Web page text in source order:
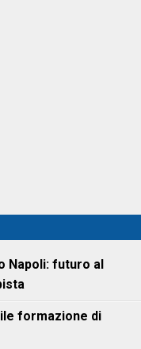
Napoli: futuro al
formazione di